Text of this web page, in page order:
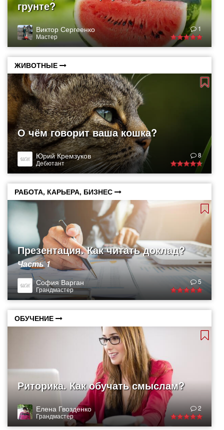
грунте?
Виктор Сергеенко
Мастер
1
ЖИВОТНЫЕ
О чём говорит ваша кошка?
Юрий Кремзуков
Дебютант
8
РАБОТА, КАРЬЕРА, БИЗНЕС
Презентация. Как читать доклад?
Часть 1
София Варган
Грандмастер
5
ОБУЧЕНИЕ
Риторика. Как обучать смыслам?
Елена Гвозденко
Грандмастер
2